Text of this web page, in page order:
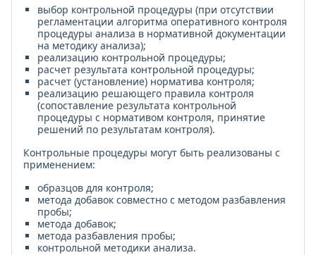
выбор контрольной процедуры (при отсутствии
регламентации алгоритма оперативного контроля
процедуры анализа в нормативной документации
на методику анализа);
реализацию контрольной процедуры;
расчет результата контрольной процедуры;
расчет (установление) норматива контроля;
реализацию решающего правила контроля
(сопоставление результата контрольной
процедуры с нормативом контроля, принятие
решений по результатам контроля).
Контрольные процедуры могут быть реализованы с
применением:
образцов для контроля;
метода добавок совместно с методом разбавления
пробы;
метода добавок;
метода разбавления пробы;
контрольной методики анализа.